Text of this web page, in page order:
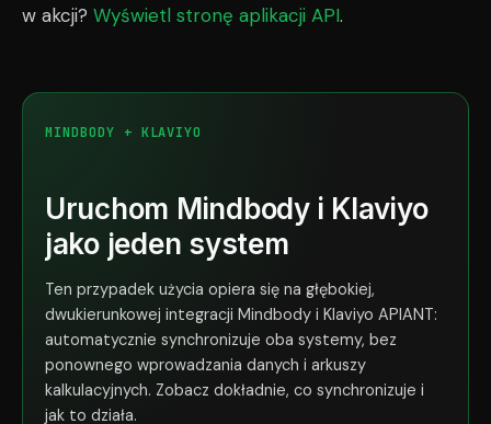
w akcji? Wyświetl stronę aplikacji API.
MINDBODY + KLAVIYO
Uruchom Mindbody i Klaviyo
jako jeden system
Ten przypadek użycia opiera się na głębokiej,
dwukierunkowej integracji Mindbody i Klaviyo APIANT:
automatycznie synchronizuje oba systemy, bez
ponownego wprowadzania danych i arkuszy
kalkulacyjnych. Zobacz dokładnie, co synchronizuje i
jak to działa.